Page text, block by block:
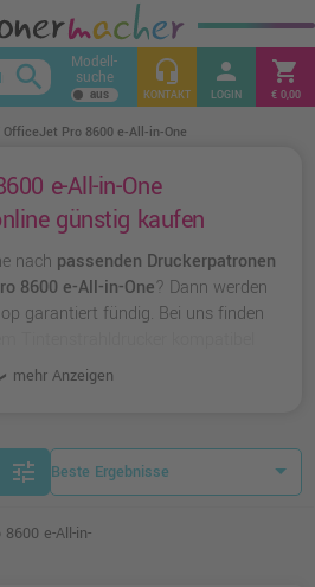
keyboard_arrow_up
search Modell-
suche headset_mic
KONTAKT
person
LOGIN
shopping_cart
€ 0,00
OfficeJet Pro 8600 e-All-in-One
e-All-in-One
günstig kaufen
nach passenden Druckerpatronen
8600 e-All-in-One? Dann werden
garantiert fündig. Bei uns finden
originalen Druckerpatronen von
Hausmarke Ampertec
mehr Anzeigen
tune
e-All-in-